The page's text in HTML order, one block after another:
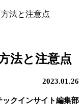
法と注意点
法と注意点
2023.01.26
ックインサイト編集部